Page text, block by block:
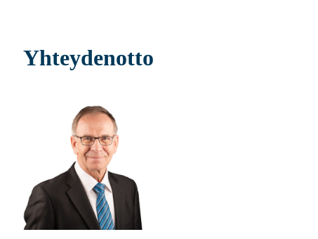
Yhteydenotto